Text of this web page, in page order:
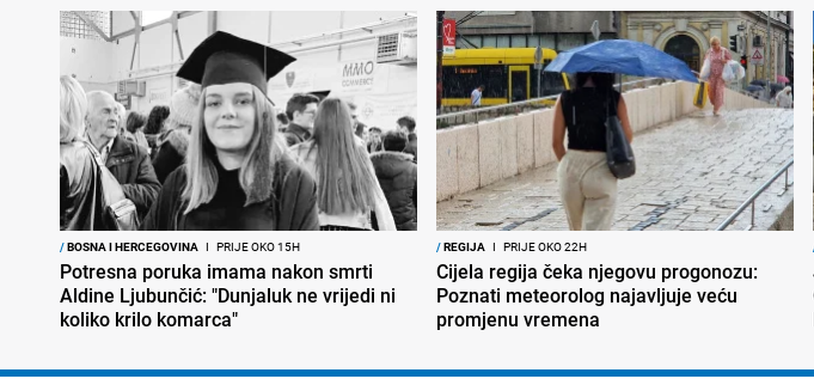
/BOSNA I HERCEGOVINA I PRIJE OKO 15H
Potresna poruka imama nakon smrti
Aldine Ljubunčić: "Dunjaluk ne vrijedi ni
koliko krilo komarca"
/REGIJA I PRIJE OKO 22H
Cijela regija čeka njegovu progonozu:
Poznati meteorolog najavljuje veću
promjenu vremena